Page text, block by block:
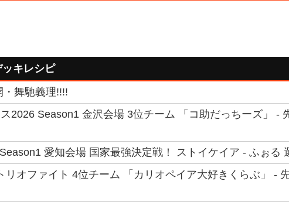
ッキレシピ
・舞馳義理!!!!
2026 Season1 金沢会場 3位チーム 「コ助だっちーズ」 -
愛知会場 国家最強決定戦！ ストイケイア - ふぉる
リオファイト 4位チーム 「カリオペイア大好きくらぶ」 -